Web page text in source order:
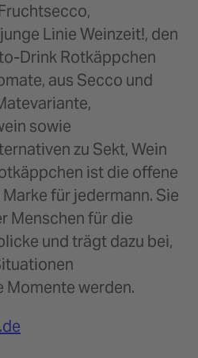
Linie Weinzeit!, den
Drink Rotkäppchen
aus Secco und
sowie
zu Sekt, Wein
ist die offene
für jedermann. Sie
Menschen für die
und trägt dazu bei,
werden.